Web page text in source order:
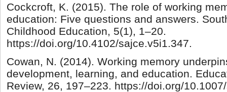
Cockcroft, K. (2015). The role of working
education: Five questions and answers.
Childhood Education, 5(1), 1–20.
https://doi.org/10.4102/sajce.v5i1.347.
Cowan, N. (2014). Working memory
development, learning, and education.
Review, 26, 197–223. https://doi.org/